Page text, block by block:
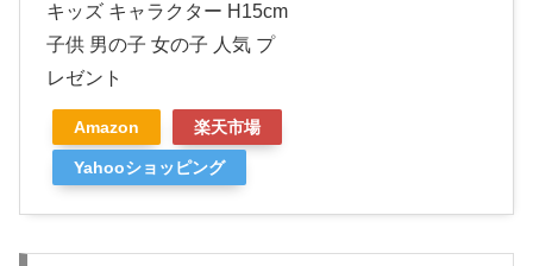
キッズ キャラクター H15cm
子供 男の子 女の子 人気 プ
レゼント
Amazon 楽天市場
Yahooショッピング